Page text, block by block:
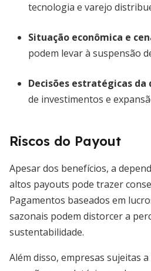
tecnologia e varejo
Situação econômica e
podem levar à suspensão
Decisões estratégicas
de investimentos e
Riscos do Payout
Apesar dos benefícios, a
altos payouts pode trazer
Pagamentos baseados em
sazonais podem distorcer a
sustentabilidade.
Além disso, empresas sujeitas